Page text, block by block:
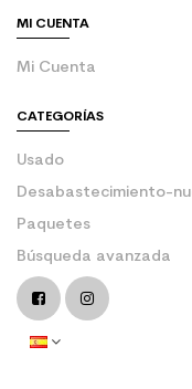
MI CUENTA
Mi Cuenta
CATEGORÍAS
Usado
Desabastecimiento-
Paquetes
Búsqueda avanzada